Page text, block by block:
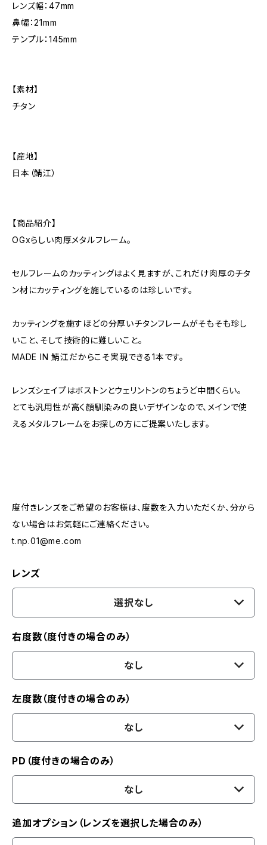
レンズ幅：47mm
鼻幅：21mm
テンプル：145mm
【素材】
チタン
【産地】
日本（鯖江）
【商品紹介】
OGxらしい肉厚メタルフレーム。
セルフレームのカッティングはよく見ますが、これだけ肉厚のチタ
ン材にカッティングを施しているのは珍しいです。
カッティングを施すほどの分厚いチタンフレームがそもそも珍し
いこと、そして技術的に難しいこと。
MADE IN 鯖江だからこそ実現できる1本です。
レンズシェイプはボストンとウェリントンのちょうど中間くらい。
とても汎用性が高く顔馴染みの良いデザインなので、メインで使
えるメタルフレームをお探しの方にご提案いたします。
度付きレンズをご希望のお客様は、度数を入力いただくか、分から
ない場合はお気軽にご連絡ください。
t.np.01@me.com
レンズ
選択なし
右度数（度付きの場合のみ）
なし
左度数（度付きの場合のみ）
なし
PD（度付きの場合のみ）
なし
追加オプション（レンズを選択した場合のみ）